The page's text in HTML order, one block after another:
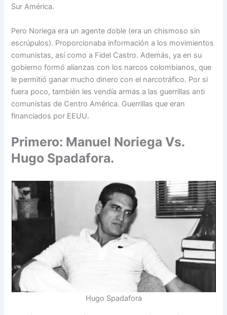
Sur América.
Pero Noriega era un agente doble (era un chismoso sin
escrúpulos). Proporcionaba información a los movimientos
comunistas, así como a Fidel Castro. Además, ya en su
gobierno formó alianzas con los narcos colombianos, que
le permitió ganar mucho dinero con el narcotráfico. Por si
fuera poco, también les vendía armas a las guerrillas anti
comunistas de Centro América. Guerrillas que eran
financiados por EEUU.
Primero: Manuel Noriega Vs.
Hugo Spadafora.
Hugo Spadafora